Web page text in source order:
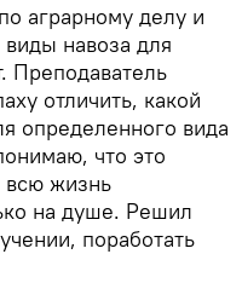
аграрному делу и
навоза для
Преподаватель
отличить, какой
определенного вида
что это
всю жизнь
на душе. Решил
поработать